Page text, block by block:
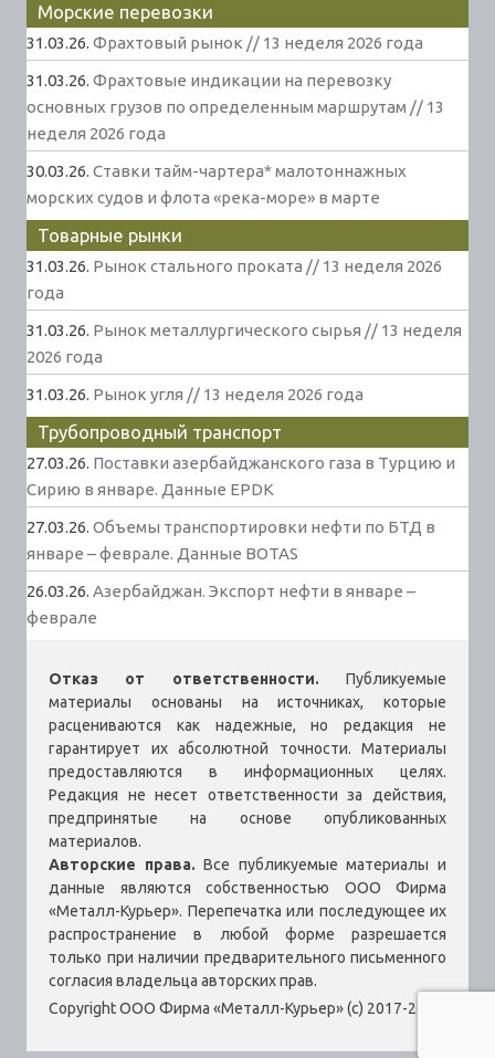
Морские перевозки
31.03.26. Фрахтовый рынок // 13 неделя 2026 года
31.03.26. Фрахтовые индикации на перевозку
основных грузов по определенным маршрутам // 13
неделя 2026 года
30.03.26. Ставки тайм-чартера* малотоннажных
морских судов и флота «река-море» в марте
Товарные рынки
31.03.26. Рынок стального проката // 13 неделя 2026
года
31.03.26. Рынок металлургического сырья // 13 неделя
2026 года
31.03.26. Рынок угля // 13 неделя 2026 года
Трубопроводный транспорт
27.03.26. Поставки азербайджанского газа в Турцию и
Сирию в январе. Данные EPDK
27.03.26. Объемы транспортировки нефти по БТД в
январе – феврале. Данные BOTAS
26.03.26. Азербайджан. Экспорт нефти в январе –
феврале
Отказ от ответственности. Публикуемые
материалы основаны на источниках, которые
расцениваются как надежные, но редакция не
гарантирует их абсолютной точности. Материалы
предоставляются в информационных целях.
Редакция не несет ответственности за действия,
предпринятые на основе опубликованных
материалов.
Авторские права. Все публикуемые материалы и
данные являются собственностью ООО Фирма
«Металл-Курьер». Перепечатка или последующее их
распространение в любой форме разрешается
только при наличии предварительного письменного
согласия владельца авторских прав.
Copyright ООО Фирма «Металл-Курьер» (c) 2017-2026